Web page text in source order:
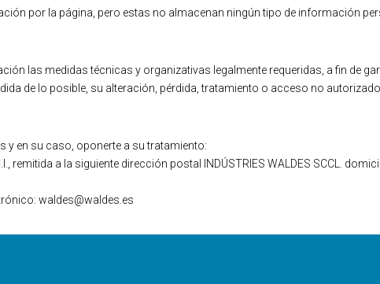
por la página, pero estas no almacenan ningún tipo de información
las medidas técnicas y organizativas legalmente requeridas, a fin de
de lo posible, su alteración, pérdida, tratamiento o acceso no autorizado.
en su caso, oponerte a su tratamiento:
a la siguiente dirección postal INDÚSTRIES WALDES SCCL.
waldes@waldes.es